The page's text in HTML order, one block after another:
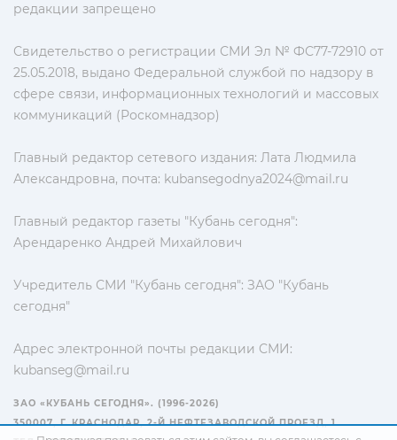
редакции запрещено
Свидетельство о регистрации СМИ Эл № ФС77-72910 от
25.05.2018, выдано Федеральной службой по надзору в
сфере связи, информационных технологий и массовых
коммуникаций (Роскомнадзор)
Главный редактор сетевого издания: Лата Людмила
Александровна, почта: kubansegodnya2024@mail.ru
Главный редактор газеты "Кубань сегодня":
Арендаренко Андрей Михайлович
Учредитель СМИ "Кубань сегодня": ЗАО "Кубань
сегодня"
Адрес электронной почты редакции СМИ:
kubanseg@mail.ru
ЗАО «КУБАНЬ СЕГОДНЯ». (1996-2026)
350007, Г. КРАСНОДАР, 2-Й НЕФТЕЗАВОДСКОЙ ПРОЕЗД, 1